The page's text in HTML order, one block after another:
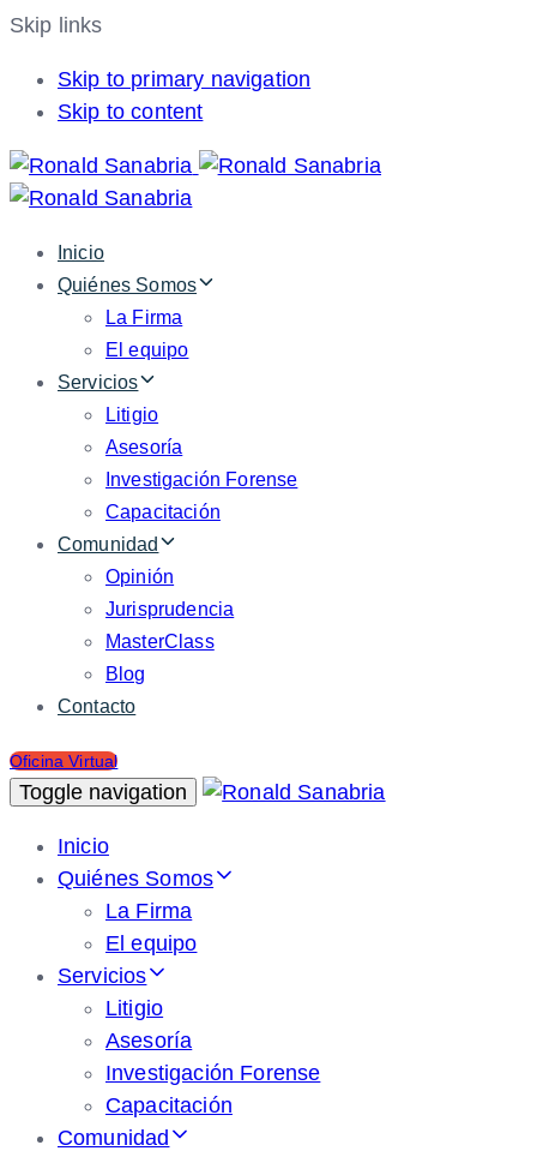
Skip links
Skip to primary navigation
Skip to content
Inicio
Quiénes Somos
La Firma
El equipo
Servicios
Litigio
Asesoría
Investigación Forense
Capacitación
Comunidad
Opinión
Jurisprudencia
MasterClass
Blog
Contacto
Oficina Virtual
Toggle navigation
Inicio
Quiénes Somos
La Firma
El equipo
Servicios
Litigio
Asesoría
Investigación Forense
Capacitación
Comunidad